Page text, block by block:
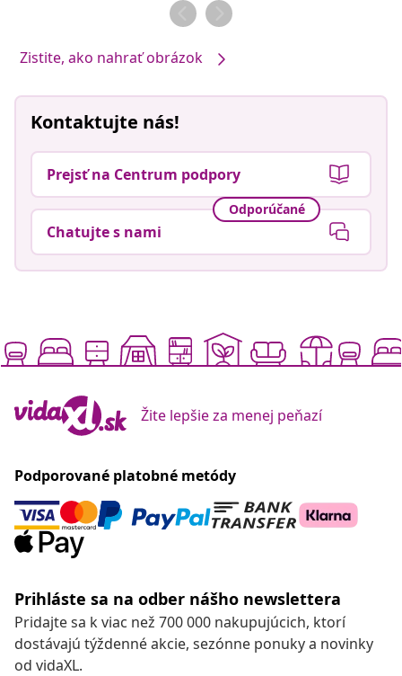
Zistite, ako nahrať obrázok
Kontaktujte nás!
Prejsť na Centrum podpory
Odporúčané
Chatujte s nami
Žite lepšie za menej peňazí
Podporované platobné metódy
Prihláste sa na odber nášho newslettera
Pridajte sa k viac než 700 000 nakupujúcich, ktorí
dostávajú týždenné akcie, sezónne ponuky a novinky
od vidaXL.